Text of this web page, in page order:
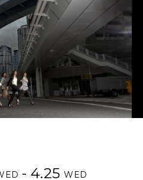
2026
- 4.25WED